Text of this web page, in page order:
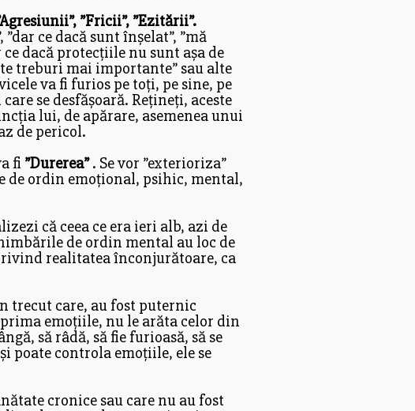
”Fricii”, ”Ezitării”.
ce dacă sunt înșelat”, ”mă
ce dacă protecțiile nu sunt așa de
treburi mai importante” sau alte
va fi furios pe toți, pe sine, pe
se desfășoară. Rețineți, aceste
lui, de apărare, asemenea unui
de pericol.
fi ”Durerea”. Se vor ”exterioriza”
de ordin emoțional, psihic, mental,
că ceea ce era ieri alb, azi de
de ordin mental au loc de
realitatea înconjurătoare, ca
trecut care, au fost puternic
emoțiile, nu le arăta celor din
să râdă, să fie furioasă, să se
poate controla emoțiile, ele se
cronice sau care nu au fost